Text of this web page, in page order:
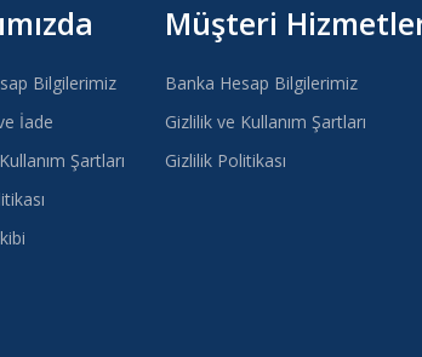
Bilgilerimiz
İade
Şartları
Müşteri
Banka Hesap Bilgilerimiz
Gizlilik ve Kullanım Şartları
Gizlilik Politikası